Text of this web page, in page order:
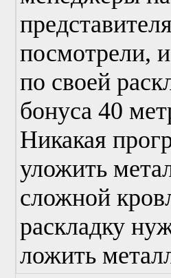
посмотрели,
по своей
бонуса 40
Никакая
уложить
сложной
раскладку
ложить